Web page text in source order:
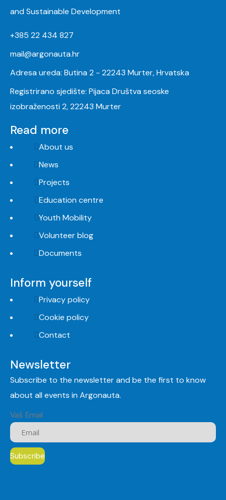
and Sustainable Development
+385 22 434 827
mail@argonauta.hr
Adresa ureda: Butina 2 - 22243 Murter, Hrvatska
Registrirano sjedište: Pijaca Društva seoske
izobraženosti 2, 22243 Murter
Read more
About us
News
Projects
Education centre
Youth Mobility
Volunteer blog
Documents
Inform yourself
Privacy policy
Cookie policy
Contact
Newsletter
Subscribe to the newsletter and be the first to know
about all events in Argonauta.
Vaš Email